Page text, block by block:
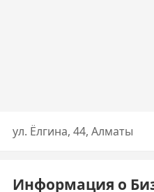
ул. ​Ёлгина, 44, Алматы
Информация о